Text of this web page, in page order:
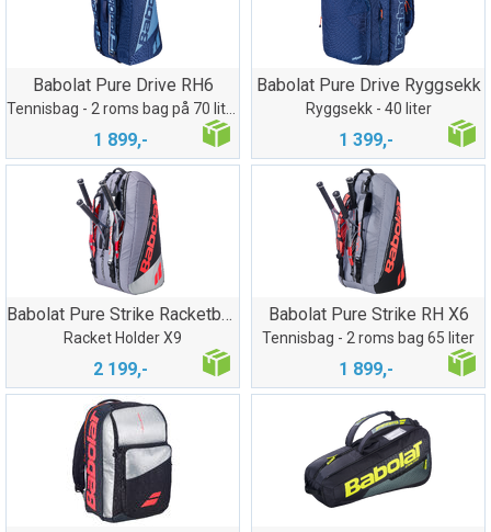
Babolat Pure Drive RH6
1 899,-
Babolat Pure Drive Ryggsekk
Ryggsekk - 40 liter
1 399,-
Babolat Pure Strike Racketbag RH X9
Racket Holder X9
2 199,-
Babolat Pure Strike RH X6
Tennisbag - 2 roms bag 65 liter
1 899,-